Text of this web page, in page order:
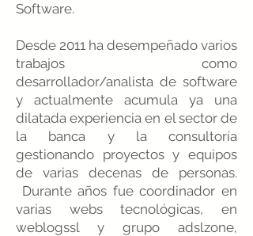
Software.
Desde 2011 ha desempeñado varios
trabajos como
desarrollador/analista de software
y actualmente acumula ya una
dilatada experiencia en el sector de
la banca y la consultoría
gestionando proyectos y equipos
de varias decenas de personas.
Durante años fue coordinador en
varias webs tecnológicas, en
weblogssl y grupo adslzone,